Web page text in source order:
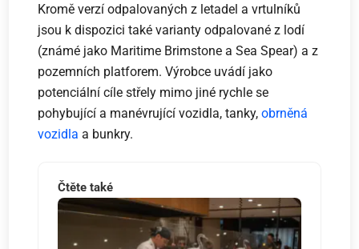
Kromě verzí odpalovaných z letadel a vrtulníků
jsou k dispozici také varianty odpalované z lodí
(známé jako Maritime Brimstone a Sea Spear) a z
pozemních platforem. Výrobce uvádí jako
potenciální cíle střely mimo jiné rychle se
pohybující a manévrující vozidla, tanky,obrněná
vozidla a bunkry.
Čtěte také